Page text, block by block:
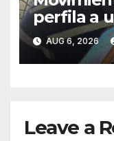
perfila a
AUG 6, 2026
Leave a